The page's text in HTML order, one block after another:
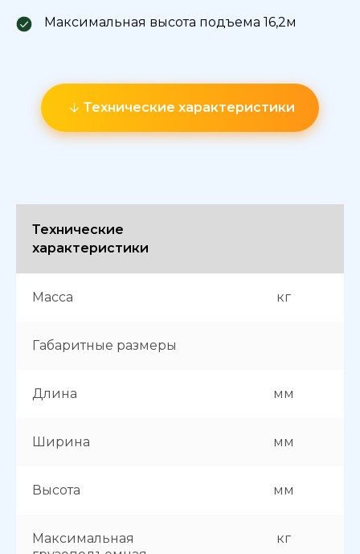
Максимальная высота подъема 16,2м
Технические характеристики
Технические
характеристики
Масса кг
Габаритные размеры
Длина мм
Ширина мм
Высота мм
Максимальная
кг